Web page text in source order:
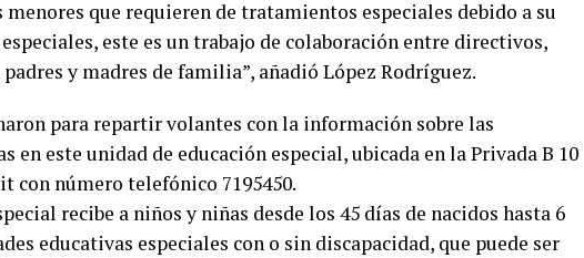
que requieren de tratamientos especiales debido a su
este es un trabajo de colaboración entre directivos,
y madres de familia”, añadió López Rodríguez.
para repartir volantes con la información sobre las
en este unidad de educación especial, ubicada en la Privada B 10
con número telefónico 7195450.
recibe a niños y niñas desde los 45 días de nacidos hasta 6
educativas especiales con o sin discapacidad, que puede ser